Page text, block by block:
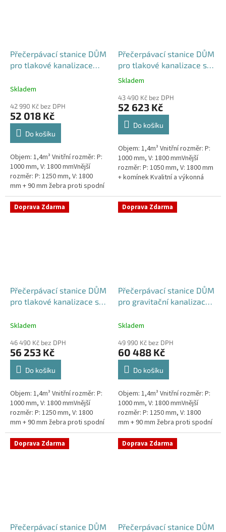
Přečerpávací stanice DŮM
pro tlakové kanalizace
1,4m3
Skladem
42 990 Kč bez DPH
52 018 Kč
Do košíku
Objem: 1,4m³ Vnitřní rozměr: P:
1000 mm, V: 1800 mmVnější
rozměr: P: 1250 mm, V: 1800
mm + 90 mm žebra proti spodní
vodě + komínek Kvalitní a
výkonná přečerpávací stanice
k...
Přečerpávací stanice DŮM
pro tlakové kanalizace se
zdvojeným řezákem
Průměrné
produktu
je
5,0
hvězdiček.
Skladem
43 490 Kč bez DPH
52 623 Kč
Do košíku
Objem: 1,4m³ Vnitřní rozměr: P:
1000 mm, V: 1800 mmVnější
rozměr: P: 1050 mm, V: 1800 mm
+ komínek Kvalitní a výkonná
rodinným domům,
provozovnám,...
Doprava Zdarma
Přečerpávací stanice DŮM
pro tlakové kanalizace se
dvouplášťová - nádrž
Skladem
46 490 Kč bez DPH
56 253 Kč
Do košíku
Objem: 1,4m³ Vnitřní rozměr: P:
1000 mm, V: 1800 mmVnější
rozměr: P: 1250 mm, V: 1800
mm + 90 mm žebra proti spodní
vodě + komínek Kvalitní a
výkonná přečerpávací stanice
k...
Doprava Zdarma
Přečerpávací stanice DŮM
pro gravitační kanalizace
1,4m3
Skladem
49 990 Kč bez DPH
60 488 Kč
Do košíku
Objem: 1,4m³ Vnitřní rozměr: P:
1000 mm, V: 1800 mmVnější
rozměr: P: 1250 mm, V: 1800
mm + 90 mm žebra proti spodní
vodě + komínek Kvalitní a
výkonná přečerpávací stanice...
Doprava Zdarma
Přečerpávací stanice DŮM
Doprava Zdarma
Přečerpávací stanice DŮM